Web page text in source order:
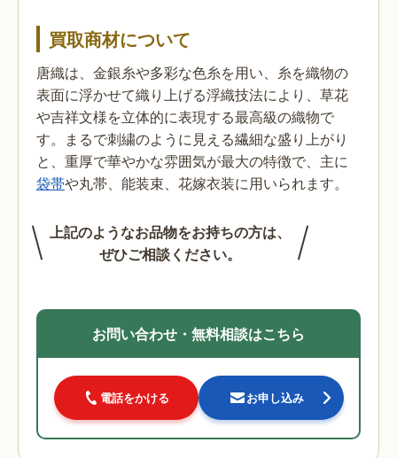
買取商材について
唐織は、金銀糸や多彩な色糸を用い、糸を織物の
表面に浮かせて織り上げる浮織技法により、草花
や吉祥文様を立体的に表現する最高級の織物で
す。まるで刺繍のように見える繊細な盛り上がり
と、重厚で華やかな雰囲気が最大の特徴で、主に
袋帯や丸帯、能装束、花嫁衣装に用いられます。
上記のようなお品物をお持ちの方は、
ぜひご相談ください。
お問い合わせ・無料相談はこちら
電話をかける お申し込み